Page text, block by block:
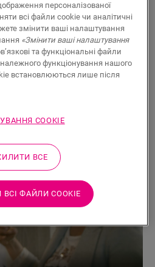
бренду Quick-
Step?
прагнення до
персоналізованої
всі файли cookie чи аналітичні
змінити ваші налаштування
«Змінити ваші налаштування
та функціональні файли
функціонування нашого
встановлюються лише після
COOKIE
ВСЕ
ФАЙЛИ СOOKIE